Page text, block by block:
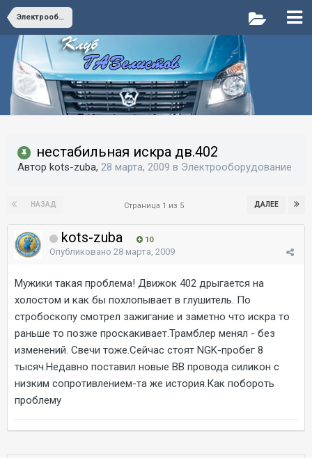
Электрооборудование
нестабильная искра дв.402
Автор kots-zuba, 28 марта, 2009 в Электрооборудование
НАЗАД ДАЛЕЕ
Страница 1 из 5
kots-zuba 10
Опубликовано 28 марта, 2009
Мужики такая проблема! Движок 402 дрыгается на
холостом и как бы похлопывает в глушитель. По
стробоскопу смотрел зажигание и заметно что искра то
раньше то позже проскакивает.Трамблер менял - без
изменений. Свечи тоже.Сейчас стоят NGK-пробег 8
тысяч.Недавно поставил новые ВВ провода силикон с
низким сопротивлением-та же история.Как побороть
проблему